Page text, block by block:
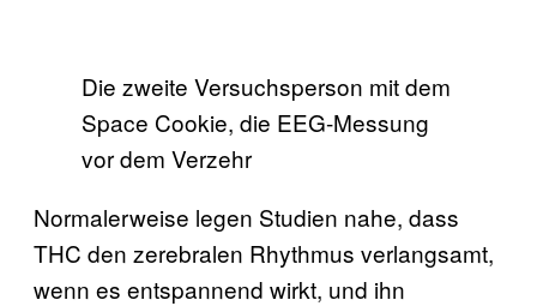
Die zweite Versuchsperson mit dem
Space Cookie, die EEG-Messung
vor dem Verzehr
Normalerweise legen Studien nahe, dass
THC den zerebralen Rhythmus verlangsamt,
wenn es entspannend wirkt, und ihn